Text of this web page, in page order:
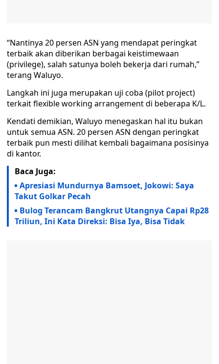
“Nantinya 20 persen ASN yang mendapat peringkat
terbaik akan diberikan berbagai keistimewaan
(privilege), salah satunya boleh bekerja dari rumah,”
terang Waluyo.
Langkah ini juga merupakan uji coba (pilot project)
terkait flexible working arrangement di beberapa K/L.
Kendati demikian, Waluyo menegaskan hal itu bukan
untuk semua ASN. 20 persen ASN dengan peringkat
terbaik pun mesti dilihat kembali bagaimana posisinya
di kantor.
Baca Juga:
Apresiasi Mundurnya Bamsoet, Jokowi: Saya
Takut Golkar Pecah
Bulog Terancam Bangkrut Utangnya Capai Rp28
Triliun, Ini Kata Direksi: Bisa Iya, Bisa Tidak